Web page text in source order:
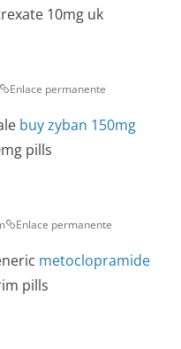
10mg uk
Enlace permanente
buy zyban 150mg
pills
Enlace permanente
metoclopramide
pills